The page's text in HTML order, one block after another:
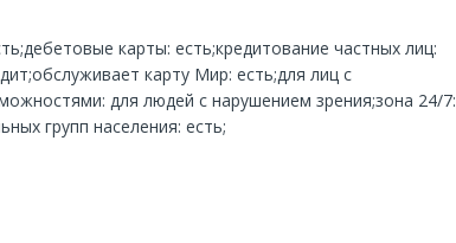
карты: есть;кредитование частных лиц:
карту Мир: есть;для лиц с
для людей с нарушением зрения;зона 24/7:
групп населения: есть;